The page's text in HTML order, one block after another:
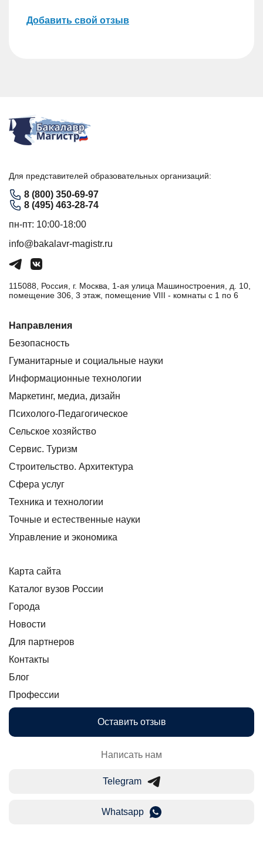
Добавить свой отзыв
Для представителей образовательных организаций:
8 (800) 350-69-97
8 (495) 463-28-74
пн-пт: 10:00-18:00
info@bakalavr-magistr.ru
115088, Россия, г. Москва, 1-ая улица Машиностроения, д. 10,
помещение 306, 3 этаж, помещение VIII - комнаты с 1 по 6
Направления
Безопасность
Гуманитарные и социальные науки
Информационные технологии
Маркетинг, медиа, дизайн
Психолого-Педагогическое
Сельское хозяйство
Сервис. Туризм
Строительство. Архитектура
Сфера услуг
Техника и технологии
Точные и естественные науки
Управление и экономика
Карта сайта
Каталог вузов России
Города
Новости
Для партнеров
Контакты
Блог
Профессии
Оставить отзыв
Написать нам
Telegram
Whatsapp